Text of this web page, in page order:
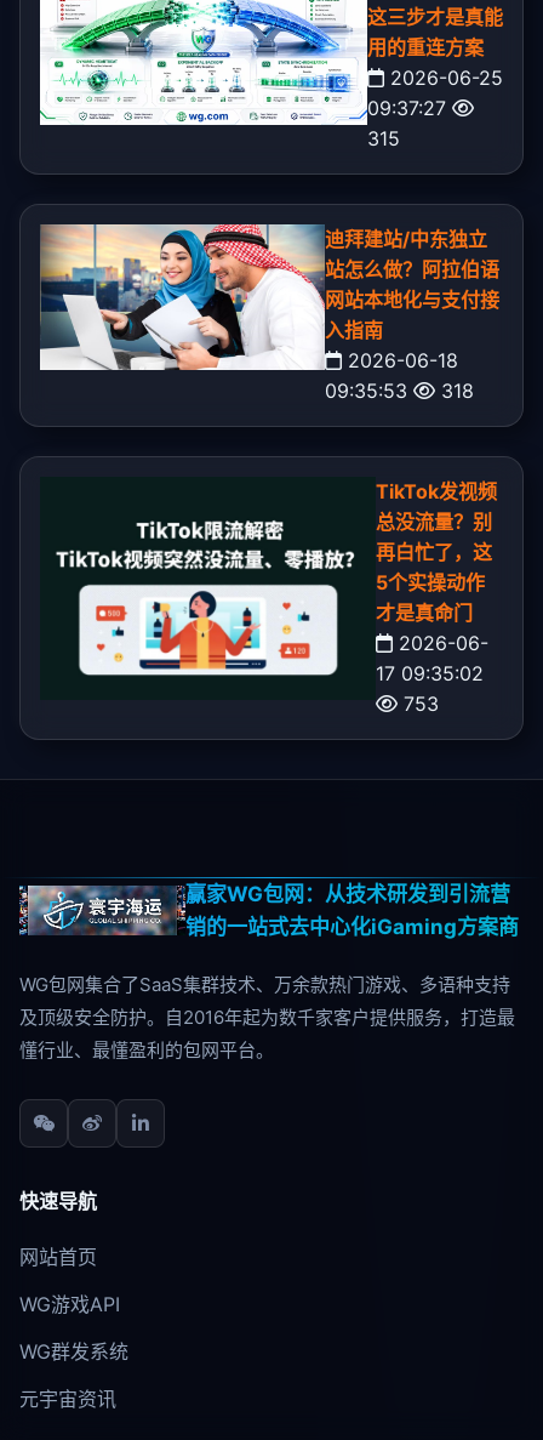
这三步才是真能
用的重连方案
2026-06-25
09:37:27
315
迪拜建站/中东独立
站怎么做？阿拉伯语
网站本地化与支付接
入指南
2026-06-18
09:35:53
318
TikTok发视频
总没流量？别
再白忙了，这
5个实操动作
才是真命门
2026-06-
17 09:35:02
753
赢家WG包网：从技术研发到引流营
销的一站式去中心化iGaming方案商
WG包网集合了SaaS集群技术、万余款热门游戏、多语种支持
及顶级安全防护。自2016年起为数千家客户提供服务，打造最
懂行业、最懂盈利的包网平台。
快速导航
网站首页
WG游戏API
WG群发系统
元宇宙资讯